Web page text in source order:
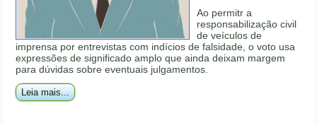
Ao permitr a
responsabilização civil
de veículos de
imprensa por entrevistas com indícios de falsidade, o voto usa
expressões de significado amplo que ainda deixam margem
para dúvidas sobre eventuais julgamentos.
Leia mais...